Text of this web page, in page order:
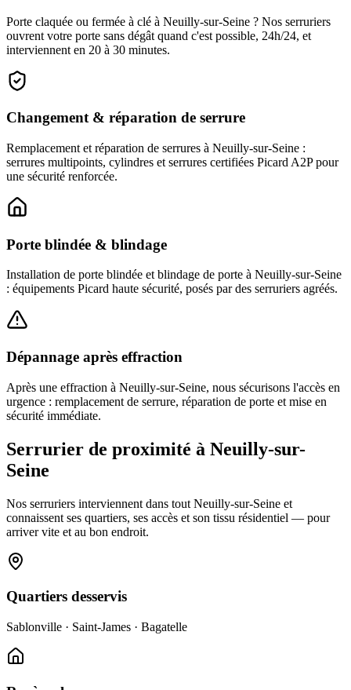
Porte claquée ou fermée à clé à Neuilly-sur-Seine ? Nos serruriers
ouvrent votre porte sans dégât quand c'est possible, 24h/24, et
interviennent en 20 à 30 minutes.
Changement & réparation de serrure
Remplacement et réparation de serrures à Neuilly-sur-Seine :
serrures multipoints, cylindres et serrures certifiées Picard A2P pour
une sécurité renforcée.
Porte blindée & blindage
Installation de porte blindée et blindage de porte à Neuilly-sur-Seine
: équipements Picard haute sécurité, posés par des serruriers agréés.
Dépannage après effraction
Après une effraction à Neuilly-sur-Seine, nous sécurisons l'accès en
urgence : remplacement de serrure, réparation de porte et mise en
sécurité immédiate.
Serrurier de proximité à Neuilly-sur-
Seine
Nos serruriers interviennent dans tout Neuilly-sur-Seine et
connaissent ses quartiers, ses accès et son tissu résidentiel — pour
arriver vite et au bon endroit.
Quartiers desservis
Sablonville · Saint-James · Bagatelle